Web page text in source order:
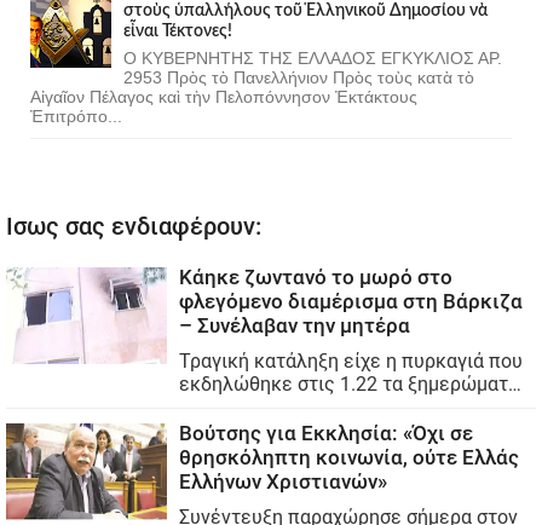
στοὺς ὑπαλλήλους τοῦ Ἑλληνικοῦ Δημοσίου νὰ
εἶναι Τέκτονες!
Ο ΚΥΒΕΡΝΗΤΗΣ ΤΗΣ ΕΛΛΑΔΟΣ ΕΓΚΥΚΛΙΟΣ ΑΡ.
2953 Πρὸς τὸ Πανελλήνιον Πρὸς τοὺς κατὰ τὸ
Αἰγαῖον Πέλαγος καὶ τὴν Πελοπόννησον Ἐκτάκτους
Ἐπιτρόπο...